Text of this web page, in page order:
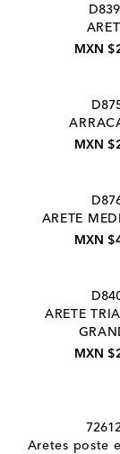
MXN
MXN
ARETE
MXN
ARETE
MXN
Aretes poste